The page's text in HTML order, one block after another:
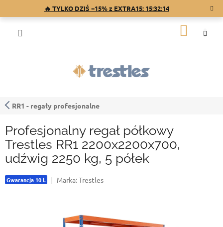
🔥 TYLKO DZIŚ −15% z EXTRA15: 15:32:13
RR1 - regały profesjonalne
Profesjonalny regał półkowy
Trestles RR1 2200x2200x700,
udźwig 2250 kg, 5 półek
Gwarancja 10 l. Marka:Trestles